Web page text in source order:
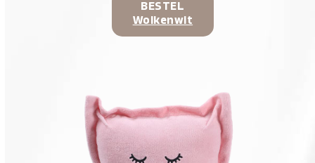
BESTEL
Wolkenwit